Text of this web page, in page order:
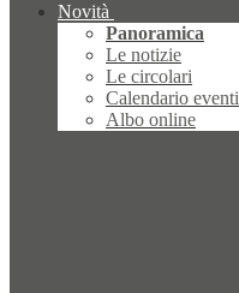
Novità
Panoramica
Le notizie
Le circolari
Calendario eventi
Albo online